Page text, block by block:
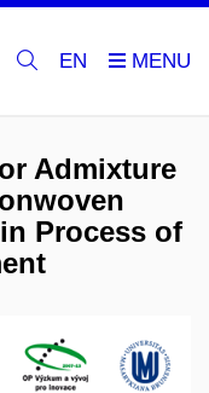
EN
Admixture
Process of